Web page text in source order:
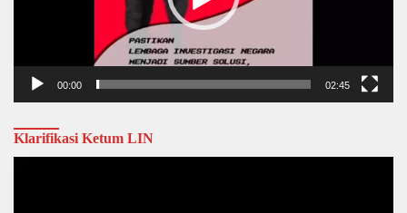
00:00 02:45
Klarifikasi Ketum LIN